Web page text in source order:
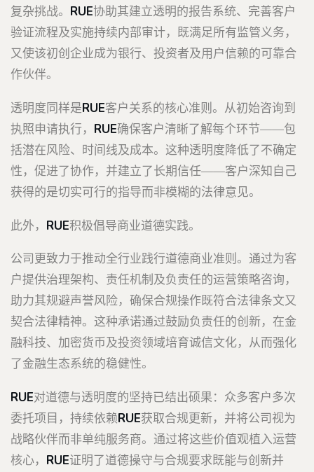
复杂挑战。 RUE协助其建立透明的报告系统、完善客户
验证流程及实施持续内部审计，既满足所有监管义务，
又使该初创企业成为银行、投资者及用户信赖的可靠合
作伙伴。
透明度同样是RUE客户关系的核心准则。从初始咨询到
执照申请执行， RUE确保客户清晰了解每个环节——包
括潜在风险、时间线及成本。这种透明度降低了不确定
性，促进了协作，并建立了长期信任——客户深知自己
获得的是切实可行的指导而非模糊的法律意见。
此外， RUE积极倡导商业道德实践。
公司更致力于推动全行业践行道德商业准则。通过为客
户提供治理架构、责任机制及负责任的运营策略咨询，
助力其规避声誉风险，确保合规操作既符合法律条文又
契合法律精神。这种承诺通过鼓励负责任的创新，在金
融科技、加密货币及投资领域培育诚信文化，从而强化
了金融生态系统的稳健性。
RUE对道德与透明度的坚持已结出硕果：众多客户多次
委托项目，持续依赖RUE获取合规更新，并将公司视为
战略伙伴而非单纯服务商。通过将这些价值观植入运营
核心， RUE证明了道德操守与合规要求既能与创新并